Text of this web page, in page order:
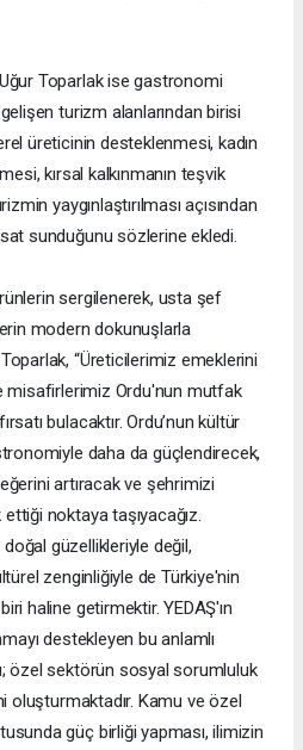
Toparlak ise gastronomi
turizm alanlarından birisi
üreticinin desteklenmesi, kadın
kırsal kalkınmanın teşvik
yaygınlaştırılması açısından
sunduğunu sözlerine ekledi.
sergilenerek, usta şef
modern dokunuşlarla
“Üreticilerimiz emeklerini
misafirlerimiz Ordu'nun mutfak
bulacaktır. Ordu’nun kültür
daha da güçlendirecek,
artıracak ve şehrimizi
noktaya taşıyacağız.
güzellikleriyle değil,
zenginliğiyle de Türkiye'nin
haline getirmektir. YEDAŞ'ın
destekleyen bu anlamlı
özel sektörün sosyal sorumluluk
oluşturmaktadır. Kamu ve özel
güç birliği yapması, ilimizin